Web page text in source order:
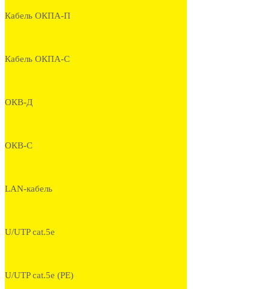
Кабель ОКПА-П
Кабель ОКПА-С
ОКВ-Д
ОКВ-С
LAN-кабель
U/UTP cat.5e
U/UTP cat.5e (PE)